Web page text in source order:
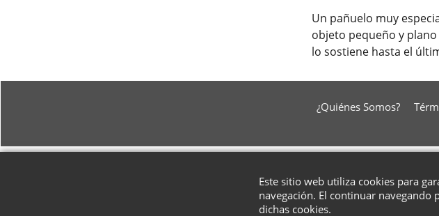
Un pañuelo muy
objeto pequeño y
lo sostiene hasta el
¿Quiénes Somos?
Este sitio web utiliza cookies para
navegación. El continuar navegando
dichas cookies.